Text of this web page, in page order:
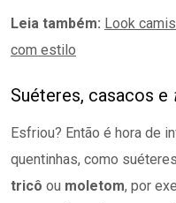
Leia também: Look
com estilo
Suéteres, casacos e
Esfriou? Então é hora de
quentinhas, como
tricô ou moletom, por